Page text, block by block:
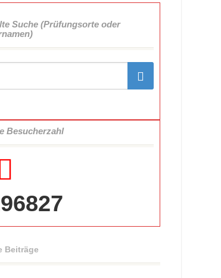
Suche (Prüfungsorte oder
Besucherzahl
Beiträge